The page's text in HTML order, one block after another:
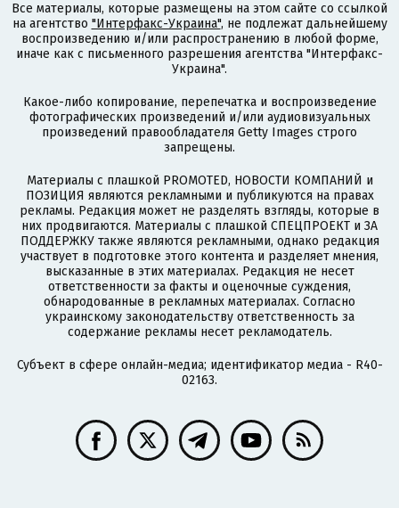
Все материалы, которые размещены на этом сайте со ссылкой
на агентство "Интерфакс-Украина", не подлежат дальнейшему
воспроизведению и/или распространению в любой форме,
иначе как с письменного разрешения агентства "Интерфакс-
Украина".
Какое-либо копирование, перепечатка и воспроизведение
фотографических произведений и/или аудиовизуальных
произведений правообладателя Getty Images строго
запрещены.
Материалы с плашкой PROMOTED, НОВОСТИ КОМПАНИЙ и
ПОЗИЦИЯ являются рекламными и публикуются на правах
рекламы. Редакция может не разделять взгляды, которые в
них продвигаются. Материалы с плашкой СПЕЦПРОЕКТ и ЗА
ПОДДЕРЖКУ также являются рекламными, однако редакция
участвует в подготовке этого контента и разделяет мнения,
высказанные в этих материалах. Редакция не несет
ответственности за факты и оценочные суждения,
обнародованные в рекламных материалах. Согласно
украинскому законодательству ответственность за
содержание рекламы несет рекламодатель.
Субъект в сфере онлайн-медиа; идентификатор медиа - R40-
02163.